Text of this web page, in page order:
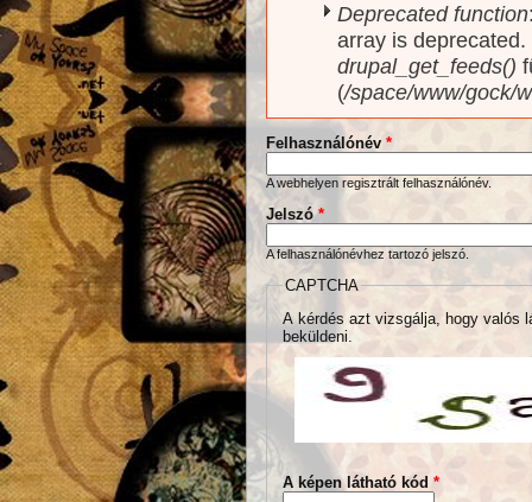
Deprecated function
array is
drupal_get_feeds()
(/space/www/gock/
Felhasználónév *
A webhelyen regisztrált felhasználónév.
Jelszó*
A felhasználónévhez tartozó jelszó.
CAPTCHA
A kérdés azt vizsgálja, hogy valós
beküldeni.
A képen látható kód *